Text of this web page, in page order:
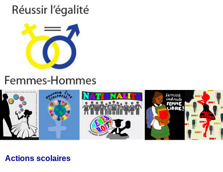
Actions scolaires